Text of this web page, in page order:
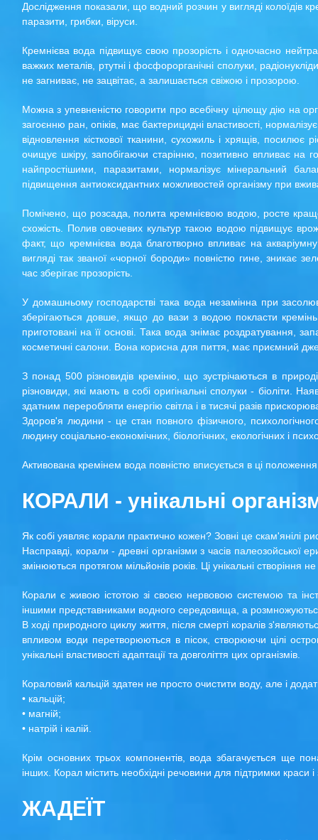
Дослідження показали, що водний розчин у вигляді колоїдів
паразити, грибки, віруси.
Кремнієва вода підвищує свою прозорість і одночасно
важких металів, ртутні і фосфорорганічні сполуки,
не загниває, не зацвітає, а залишається свіжою і прозорою.
Можна з упевненістю говорити про всебічну цілющу дію на
загоєнню ран, опіків, має бактерицидні властивості,
відновлення кісткової тканини, сухожиль і хрящів, посилює
очищує шкіру, запобігаючи старінню, позитивно впливає на
найпростішими, паразитами, нормалізує мінеральний
підвищення антиоксидантних можливостей організму при
Помічено, що розсада, полита кремнієвою водою, росте
схожість. Полив овочевих культур такою водою підвищує
факт, що кремнієва вода благотворно впливає на
вигляді так званої «чорної бороди» повністю гине, зникає
час зберігає прозорість.
У домашньому господарстві така вода незамінна при
зберігаються довше, якщо до вази з водою покласти
приготовані на її основі. Така вода знімає роздратування,
косметичні салони. Вона корисна для пиття, має приємний
З понад 500 різновидів креміню, що зустрічаються в
різновиди, які мають в собі оригінальні сполуки - біоліти.
здатним переробляти енергію світла і в тисячі разів
Здоров'я людини - це стан повного фізичного,
людину соціально-економічних, біологічних, екологічних і
Активована кремінем вода повністю вписується в ці
КОРАЛИ - унікальні
Як собі уявляє корали практично кожен? Зовні це
Насправді, корали - древні організми з часів палеозойської
змінюються протягом мільйонів років. Ці унікальні створіння
Корали є живою істотою зі своєю нервовою системою та
іншими представниками водного середовища, а
В ході природного циклу життя, після смерті коралів
впливом води перетворюються в пісок, створюючи цілі
унікальні властивості адаптації та довголіття цих організмів.
Кораловий кальцій здатен не просто очистити воду, але і
• кальцій;
• магній;
• натрій і калій.
Крім основних трьох компонентів, вода збагачується ще
інших. Корал містить необхідні речовини для підтримки краси
ЖАДЕЇТ